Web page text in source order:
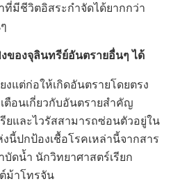
มีชีวิตอิสระกำจัดได้ยากกว่า
ของจุลินทรีย์อันตรายอื่นๆ ได้
แต่ก่อให้เกิดอันตรายโดยตรง
ตือนเกี่ยวกับอันตรายสำคัญ
ยและไวรัสสามารถซ่อนตัวอยู่ใน
นี้ปกป้องเชื้อโรคเหล่านี้จากสาร
ดน้ำ นักวิทยาศาสตร์เรียก
ม้าโทรจัน